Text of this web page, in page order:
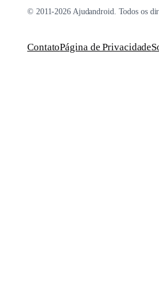
© 2011-2026 Ajudandroid. Todos os
ContatoPágina de Privacidade